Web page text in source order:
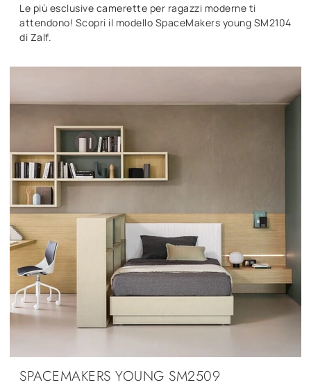
Le più esclusive camerette per ragazzi moderne ti
attendono! Scopri il modello SpaceMakers young SM2104
di Zalf.
SPACEMAKERS YOUNG SM2509